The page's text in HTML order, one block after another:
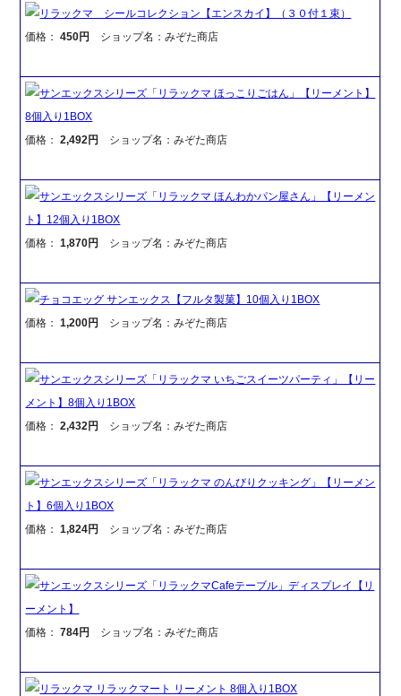
リラックマ シールコレクション【エンスカイ】（３０付１束）
価格：450円 ショップ名：みぞた商店
サンエックスシリーズ「リラックマ ほっこりごはん」【リーメント】
8個入り1BOX
価格：2,492円 ショップ名：みぞた商店
サンエックスシリーズ「リラックマ ほんわかパン屋さん」【リーメン
ト】12個入り1BOX
価格：1,870円 ショップ名：みぞた商店
チョコエッグ サンエックス【フルタ製菓】10個入り1BOX
価格：1,200円 ショップ名：みぞた商店
サンエックスシリーズ「リラックマ いちごスイーツパーティ」【リー
メント】8個入り1BOX
価格：2,432円 ショップ名：みぞた商店
サンエックスシリーズ「リラックマ のんびりクッキング」【リーメン
ト】6個入り1BOX
価格：1,824円 ショップ名：みぞた商店
サンエックスシリーズ「リラックマCafeテーブル」ディスプレイ【リ
ーメント】
価格：784円 ショップ名：みぞた商店
リラックマ リラックマート リーメント 8個入り1BOX